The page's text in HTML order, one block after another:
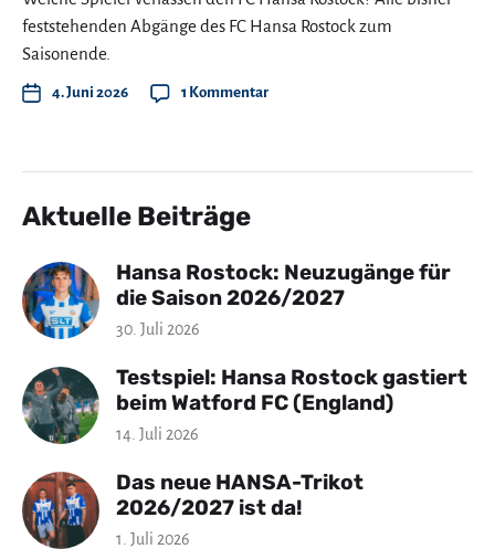
feststehenden Abgänge des FC Hansa Rostock zum
Saisonende.
4. Juni 2026 1 Kommentar
Aktuelle Beiträge
Hansa Rostock: Neuzugänge für
die Saison 2026/2027
30. Juli 2026
Testspiel: Hansa Rostock gastiert
beim Watford FC (England)
14. Juli 2026
Das neue HANSA-Trikot
2026/2027 ist da!
1. Juli 2026